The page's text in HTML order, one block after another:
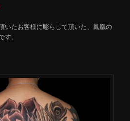
いたお客様に彫らして頂いた、鳳凰の
。